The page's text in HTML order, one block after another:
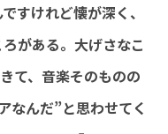
すけれど懐が深く、
がある。大げさなこ
て、音楽そのものの
なんだ”と思わせてく